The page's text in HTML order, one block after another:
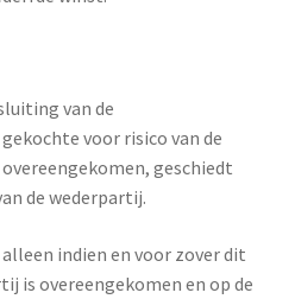
van de
voor risico van de
geschiedt
de wederpartij.
indien en voor zover dit
is overeengekomen en op de